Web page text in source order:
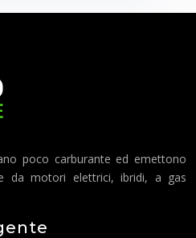
poco carburante ed emettono
da motori elettrici, ibridi, a gas